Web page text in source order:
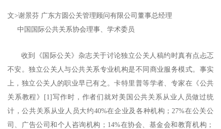
文>谢景芬 广东方圆公关管理顾问有限公司董事总经理
中国国际公共关系协会理事、学术委员
收到《国际公关》杂志关于讨论独立公关人稿约时真有点忐忑
不安。独立公关人与公共关系专业机构是不同商业服务模式。事实
上，独立公关人的职业早已有之。卡特里普等学者、专家在《公共
关系教程》 [1]写作时，作者们就对美国公共关系从业人员做过统
计，公共关系从业人员大约40%在企业及各种机构；27%在公关公
司、广告公司和个人咨询机构；14%在协会、基金会和教育机构；